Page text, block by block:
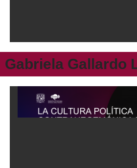
Gabriela Gallardo